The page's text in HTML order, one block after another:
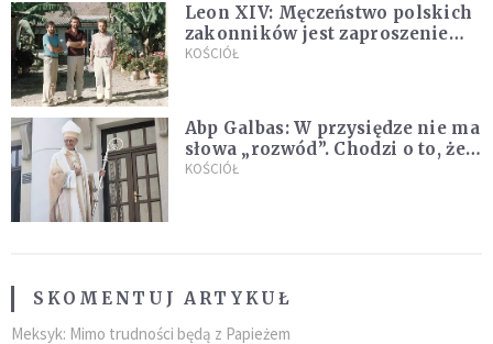
Leon XIV: Męczeństwo polskich
zakonników jest zaproszeniem
do jedności i misji całego
KOŚCIÓŁ
Abp Galbas: W przysiędze nie ma
słowa „rozwód”. Chodzi o to, że
„cię nie opuszczę”
KOŚCIÓŁ
SKOMENTUJ ARTYKUŁ
Meksyk: Mimo trudności będą z Papieżem